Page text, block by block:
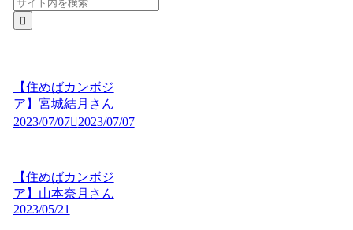
【住めばカンボジ
ア】宮城結月さん
2023/07/07
2023/07/07
【住めばカンボジ
ア】山本奈月さん
2023/05/21